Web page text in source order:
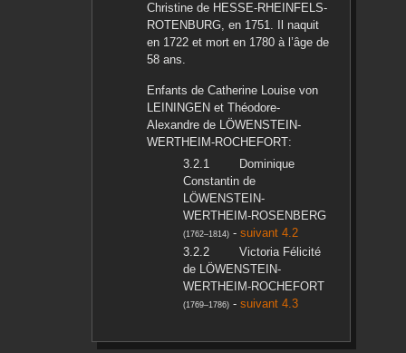
Christinede HESSE-RHEINFELS-
ROTENBURG, en 1751. Il naquit
en 1722et mort en 1780à l’âge de
58 ans.
Enfants de Catherine Louisevon
LEININGEN et Théodore-
Alexandrede LÖWENSTEIN-
WERTHEIM-ROCHEFORT:
Dominique
Constantinde
LÖWENSTEIN-
WERTHEIM-ROSENBERG
(1762–1814)- suivant 4.2
Victoria Félicité
de LÖWENSTEIN-
WERTHEIM-ROCHEFORT
(1769–1786)- suivant 4.3